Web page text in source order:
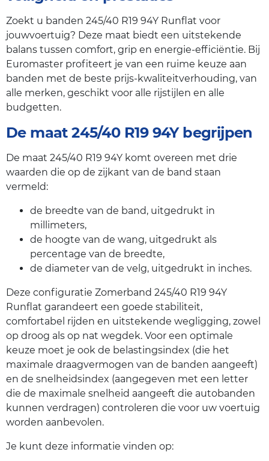
Zoekt u banden 245/40 R19 94Y Runflat voor
jouwvoertuig? Deze maat biedt een uitstekende
balans tussen comfort, grip en energie-efficiëntie. Bij
Euromaster profiteert je van een ruime keuze aan
banden met de beste prijs-kwaliteitverhouding, van
alle merken, geschikt voor alle rijstijlen en alle
budgetten.
De maat 245/40 R19 94Y begrijpen
De maat 245/40 R19 94Y komt overeen met drie
waarden die op de zijkant van de band staan
vermeld:
de breedte van de band, uitgedrukt in
millimeters,
de hoogte van de wang, uitgedrukt als
percentage van de breedte,
de diameter van de velg, uitgedrukt in inches.
Deze configuratie Zomerband 245/40 R19 94Y
Runflat garandeert een goede stabiliteit,
comfortabel rijden en uitstekende wegligging, zowel
op droog als op nat wegdek. Voor een optimale
keuze moet je ook de belastingsindex (die het
maximale draagvermogen van de banden aangeeft)
en de snelheidsindex (aangegeven met een letter
die de maximale snelheid aangeeft die autobanden
kunnen verdragen) controleren die voor uw voertuig
worden aanbevolen.
Je kunt deze informatie vinden op: